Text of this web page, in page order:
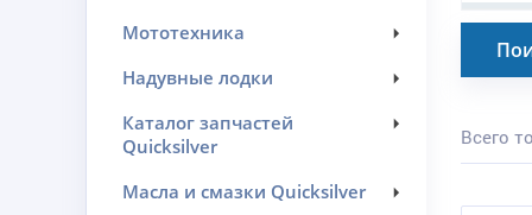
Мототехника
Надувные лодки
Каталог запчастей
Quicksilver
Масла и смазки Quicksilver
Всего